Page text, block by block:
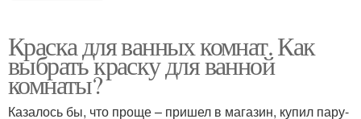
Краска для ванных комнат. Как
выбрать краску для ванной
комнаты?
Казалось бы, что проще – пришел в магазин, купил пару-